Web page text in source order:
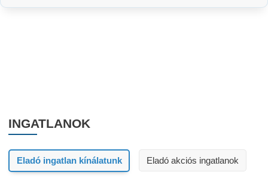
INGATLANOK
Eladó ingatlan kínálatunk Eladó akciós ingatlanok